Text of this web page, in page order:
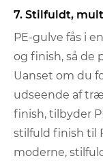
7. Stilfuldt,
PE-gulve fås i
og finish, så de
Uanset om du
udseende af
finish, tilbyder
stilfuld finish til
moderne,